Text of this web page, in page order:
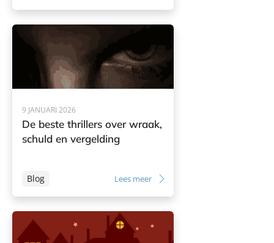
9 JANUARI 2026
De beste thrillers over wraak,
schuld en vergelding
Blog Lees meer